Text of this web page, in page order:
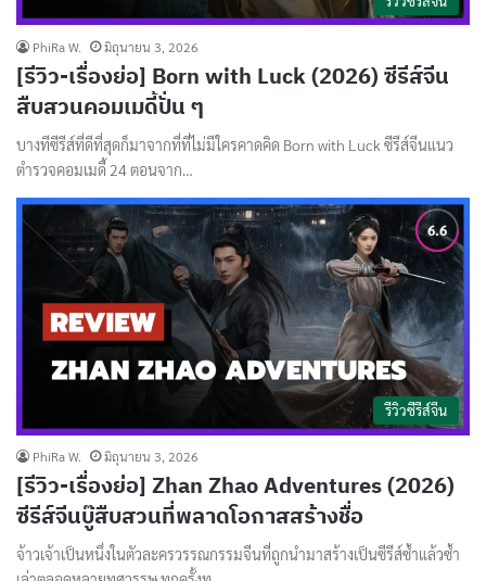
PhiRa W. มิถุนายน 3, 2026
[รีวิว-เรื่องย่อ] Born with Luck (2026) ซีรีส์จีน
สืบสวนคอมเมดี้ปั่น ๆ
บางทีซีรีส์ที่ดีที่สุดก็มาจากที่ที่ไม่มีใครคาดคิด Born with Luck ซีรีส์จีนแนว
ตำรวจคอมเมดี้ 24 ตอนจาก…
รีวิวซีรีส์จีน
PhiRa W. มิถุนายน 3, 2026
[รีวิว-เรื่องย่อ] Zhan Zhao Adventures (2026)
ซีรีส์จีนบู๊สืบสวนที่พลาดโอกาสสร้างชื่อ
จ้าวเจ้าเป็นหนึ่งในตัวละครวรรณกรรมจีนที่ถูกนำมาสร้างเป็นซีรีส์ซ้ำแล้วซ้ำ